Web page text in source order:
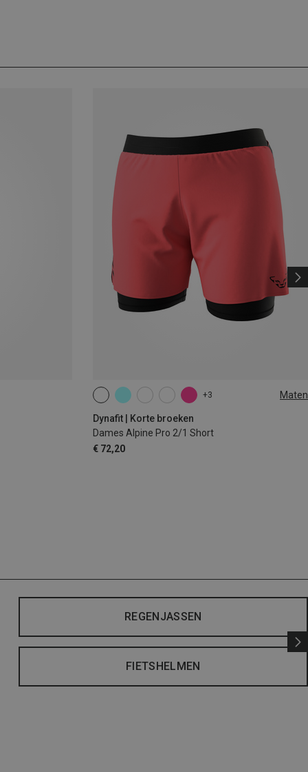
+3 Maten
Dynafit | Korte broeken
Dames Alpine Pro 2/1 Short
€ 72,20
XS S M XL
REGENJASSEN
FIETSHELMEN